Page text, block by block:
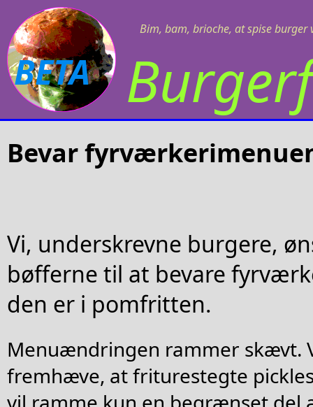
Bim, bam, brioche, at spise burger
BETA
Bevar
Vi, underskrevne burgere,
bøfferne til at bevare
den er i pomfritten.
Menuændringen rammer skævt.
fremhæve, at friturestegte